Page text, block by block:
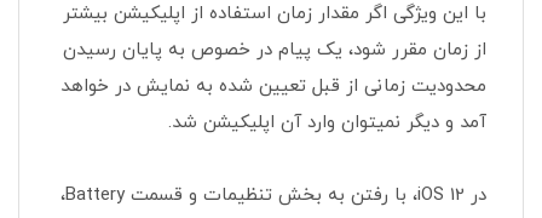
با این ویژگی اگر مقدار زمان استفاده از اپلیکیشن بیشتر
از زمان مقرر شود، یک پیام در خصوص به پایان رسیدن
محدودیت زمانی از قبل تعیین شده به نمایش در خواهد
آمد و دیگر نمیتوان وارد آن اپلیکیشن شد.
در iOS 12، با رفتن به بخش تنظیمات و قسمت Battery،